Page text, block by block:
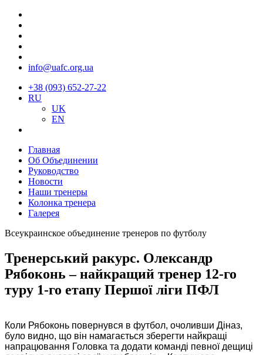
info@uafc.org.ua
+38 (093) 652-27-22
RU
UK
EN
Главная
Об Объединении
Руководство
Новости
Наши тренеры
Колонка тренера
Галерея
Всеукраинское объединение тренеров по футболу
Тренерський ракурс. Олександр
Рябоконь – найкращий тренер 12-го
туру 1-го етапу Першої ліги ПФЛ
Коли Рябоконь повернувся в футбол, очоливши Діназ,
було видно, що він намагається зберегти найкращі
напрацювання Головка та додати команді певної дещиці